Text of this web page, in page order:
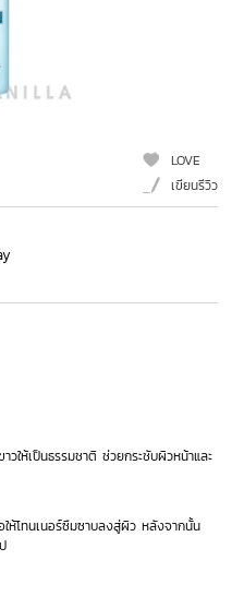
LOVE
เขียนรีวิว
ให้เป็นธรรมชาติ ช่วยกระชับผิวหน้าและ
ห้โทนเนอร์ซึมซาบลงสู่ผิว หลังจากนั้น